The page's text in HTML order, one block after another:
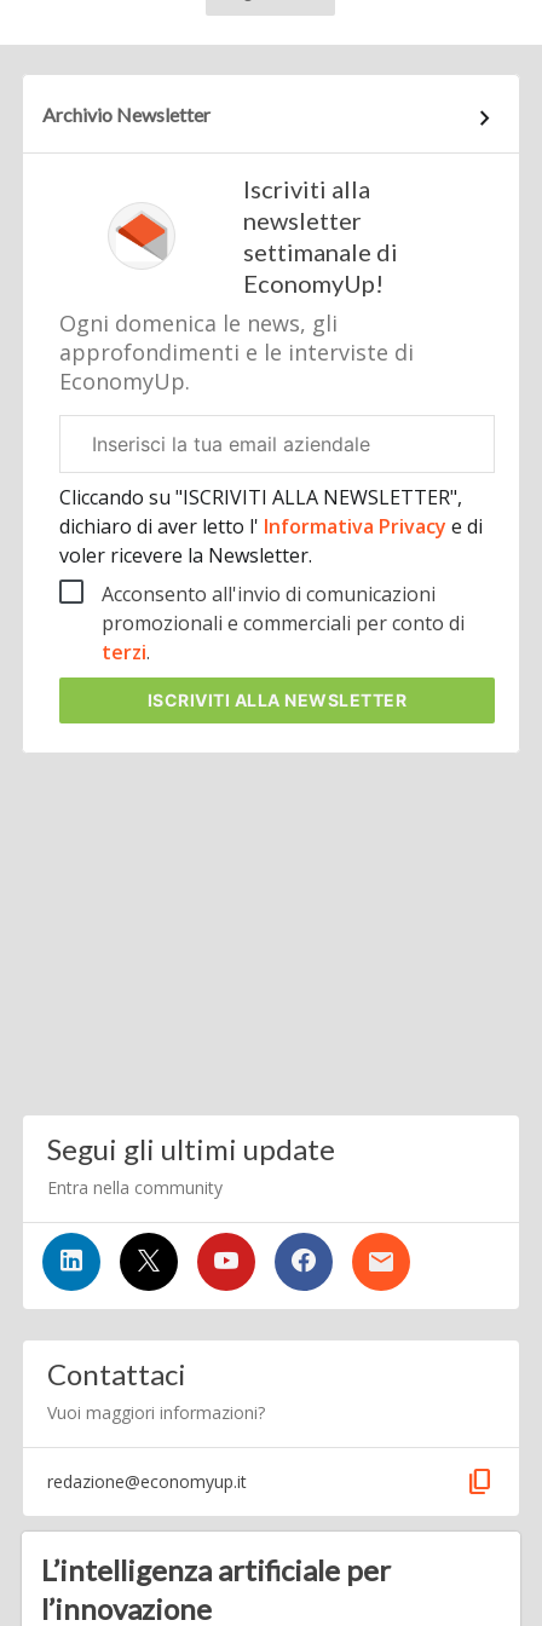
Archivio Newsletter
Iscriviti alla
newsletter
settimanale di
EconomyUp!
Ogni domenica le news, gli
approfondimenti e le interviste di
EconomyUp.
aziendale
Cliccando su "ISCRIVITI ALLA NEWSLETTER",
dichiaro di aver letto l' Informativa Privacye di
voler ricevere la Newsletter.
Acconsento all'invio di comunicazioni
promozionali e commerciali per conto di
terzi.
ISCRIVITI ALLA NEWSLETTER
Segui gli ultimi update
Entra nella community
Contattaci
Vuoi maggiori informazioni?
redazione@economyup.it content_copy
L’intelligenza artificiale per
l’innovazione